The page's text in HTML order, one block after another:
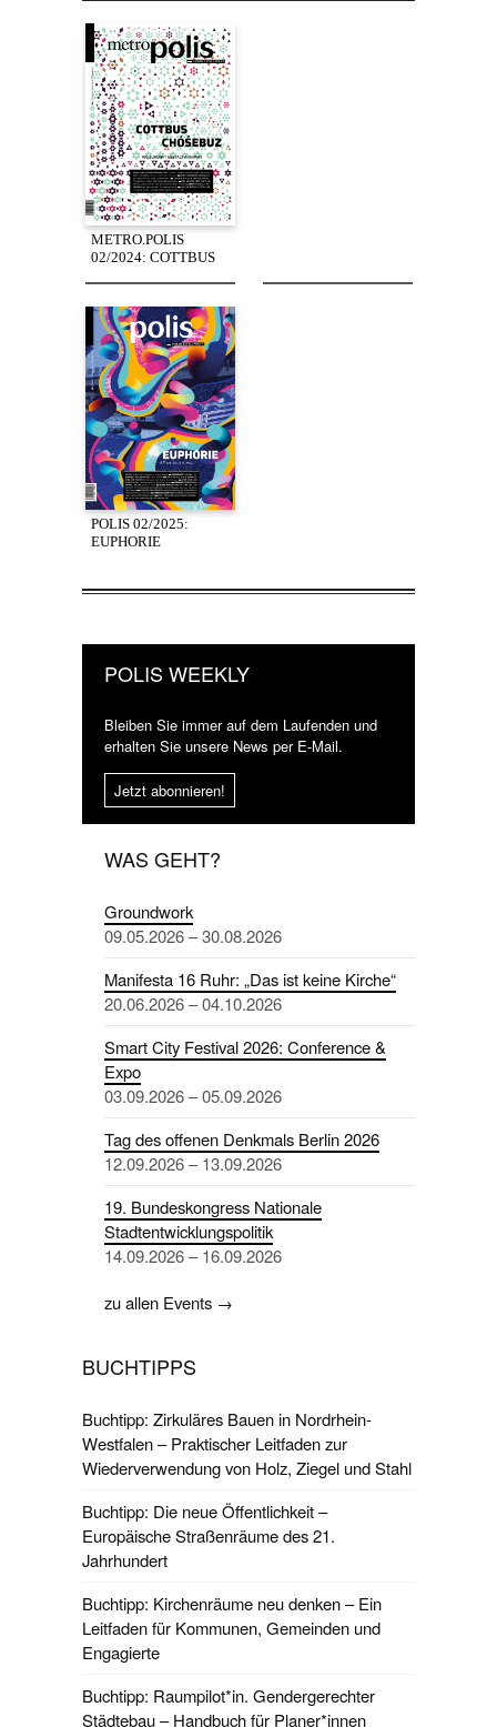
METRO.POLIS
02/2024: COTTBUS
POLIS 02/2025:
EUPHORIE
POLIS WEEKLY
Bleiben Sie immer auf dem Laufenden und
erhalten Sie unsere News per E-Mail.
Jetzt abonnieren!
WAS GEHT?
Groundwork
09.05.2026 – 30.08.2026
Manifesta 16 Ruhr: „Das ist keine Kirche“
20.06.2026 – 04.10.2026
Smart City Festival 2026: Conference &
Expo
03.09.2026 – 05.09.2026
Tag des offenen Denkmals Berlin 2026
12.09.2026 – 13.09.2026
19. Bundeskongress Nationale
Stadtentwicklungspolitik
14.09.2026 – 16.09.2026
zu allen Events →
BUCHTIPPS
Buchtipp: Zirkuläres Bauen in Nordrhein-
Westfalen – Praktischer Leitfaden zur
Wiederverwendung von Holz, Ziegel und Stahl
Buchtipp: Die neue Öffentlichkeit –
Europäische Straßenräume des 21.
Jahrhundert
Buchtipp: Kirchenräume neu denken – Ein
Leitfaden für Kommunen, Gemeinden und
Engagierte
Buchtipp: Raumpilot*in. Gendergerechter
Städtebau – Handbuch für Planer*innen